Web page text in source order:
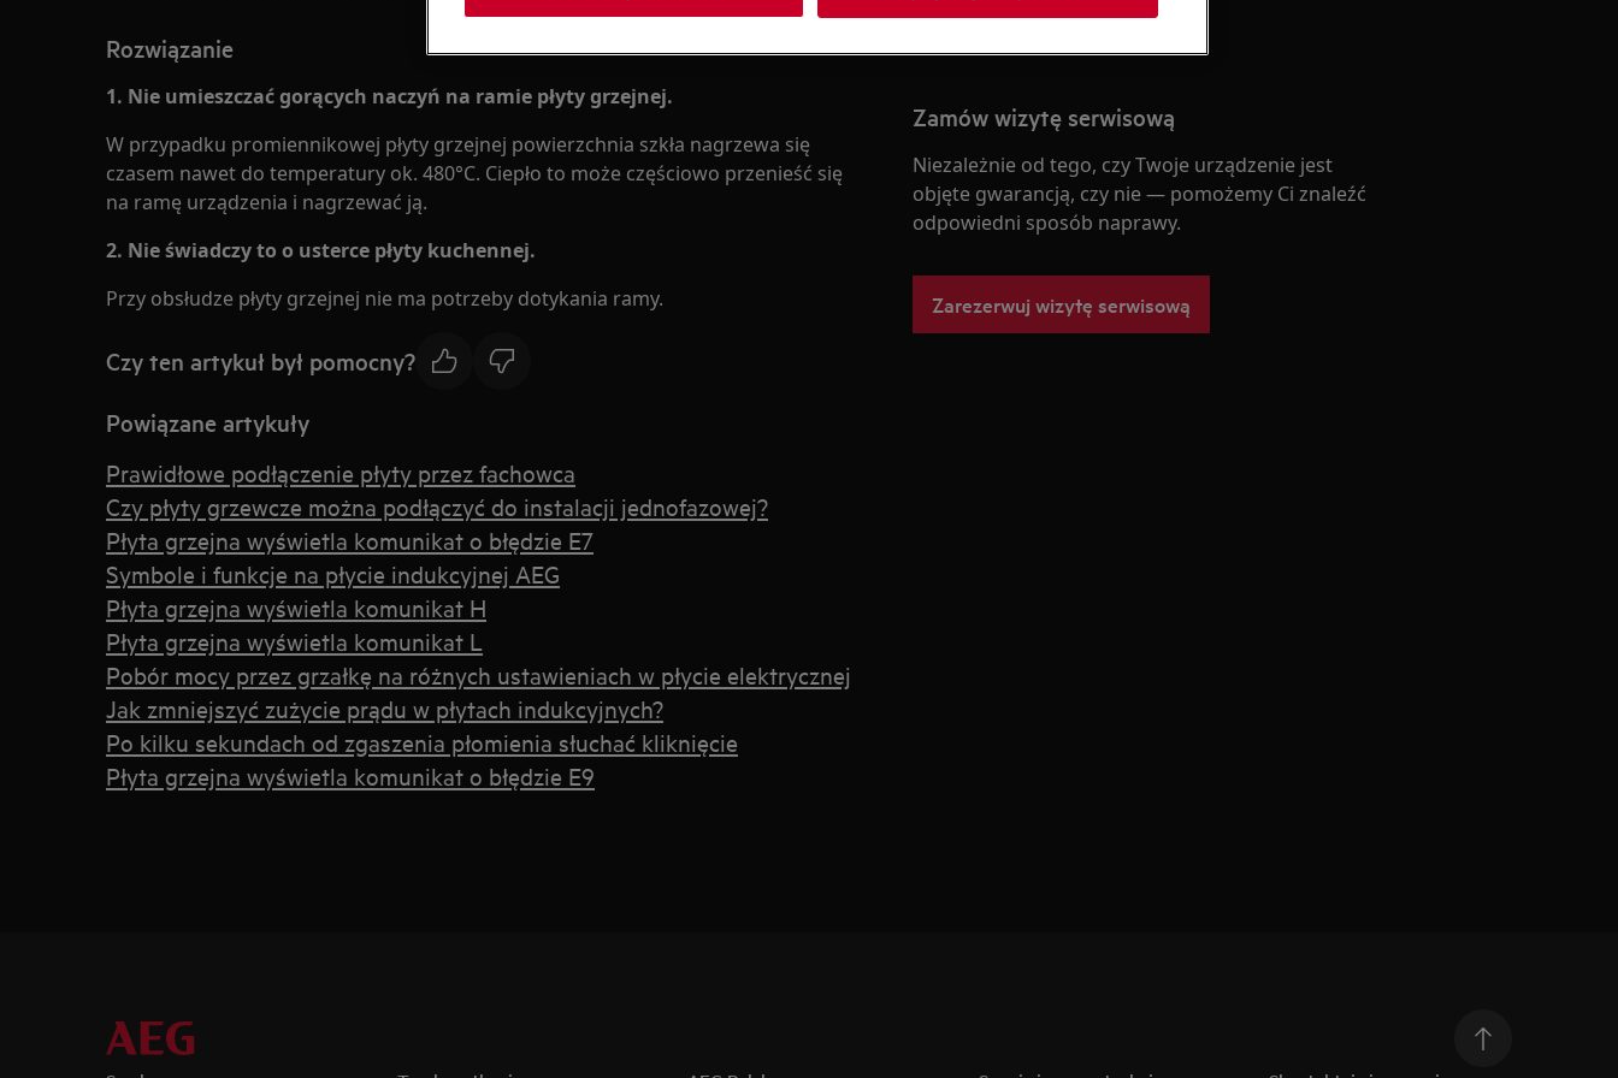
Rozwiązanie
1. Nie umieszczać gorących naczyń na ramie płyty grzejnej.
W przypadku promiennikowej płyty grzejnej powierzchnia szkła nagrzewa się
czasem nawet do temperatury ok. 480°C. Ciepło to może częściowo przenieść się
na ramę urządzenia i nagrzewać ją.
2. Nie świadczy to o usterce płyty kuchennej.
Przy obsłudze płyty grzejnej nie ma potrzeby dotykania ramy.
Czy ten artykuł był pomocny?
Powiązane artykuły
Prawidłowe podłączenie płyty przez fachowca
Czy płyty grzewcze można podłączyć do instalacji jednofazowej?
Płyta grzejna wyświetla komunikat o błędzie E7
Symbole i funkcje na płycie indukcyjnej AEG
Płyta grzejna wyświetla komunikat H
Płyta grzejna wyświetla komunikat L
Pobór mocy przez grzałkę na różnych ustawieniach w płycie elektrycznej
Jak zmniejszyć zużycie prądu w płytach indukcyjnych?
Po kilku sekundach od zgaszenia płomienia słuchać kliknięcie
Płyta grzejna wyświetla komunikat o błędzie E9
Zamów wizytę serwisową
Niezależnie od tego, czy Twoje urządzenie jest
objęte gwarancją, czy nie — pomożemy Ci znaleźć
odpowiedni sposób naprawy.
Zarezerwuj wizytę serwisową